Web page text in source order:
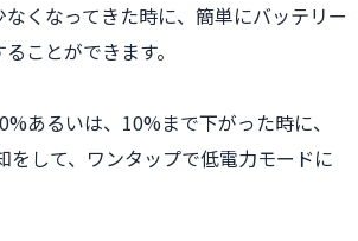
くなってきた時に、簡単にバッテリー
ことができます。
あるいは、10%まで下がった時に、
をして、ワンタップで低電力モードに